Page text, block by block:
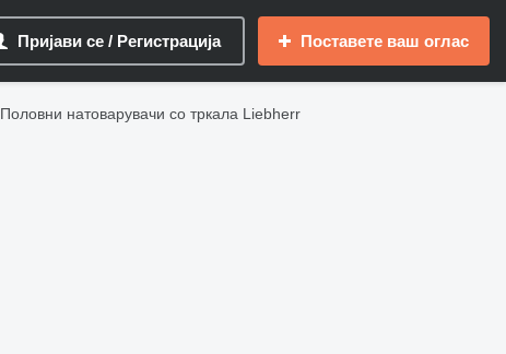
Пријави се / Регистрација Поставете ваш оглас
Половни натоварувачи со тркала Liebherr